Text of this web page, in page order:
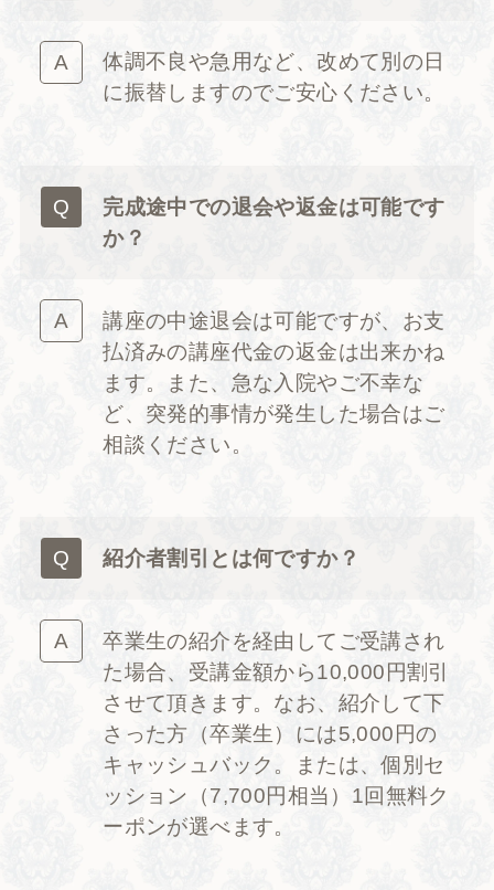
体調不良や急用など、改めて別の日
に振替しますのでご安心ください。
完成途中での退会や返金は可能です
か？
講座の中途退会は可能ですが、お支
払済みの講座代金の返金は出来かね
ます。また、急な入院やご不幸な
ど、突発的事情が発生した場合はご
相談ください。
紹介者割引とは何ですか？
卒業生の紹介を経由してご受講され
た場合、受講金額から10,000円割引
させて頂きます。なお、紹介して下
さった方（卒業生）には5,000円の
キャッシュバック。または、個別セ
ッション（7,700円相当）1回無料ク
ーポンが選べます。